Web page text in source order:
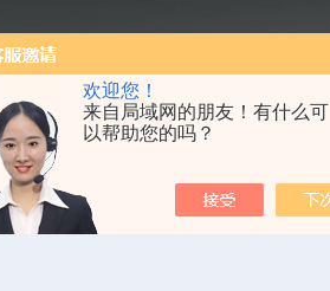
欢迎您！
来自局域网的朋友！有什么可
以帮助您的吗？